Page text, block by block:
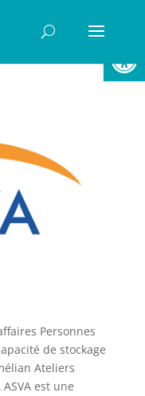
Personnes
de stockage
Ateliers
est une